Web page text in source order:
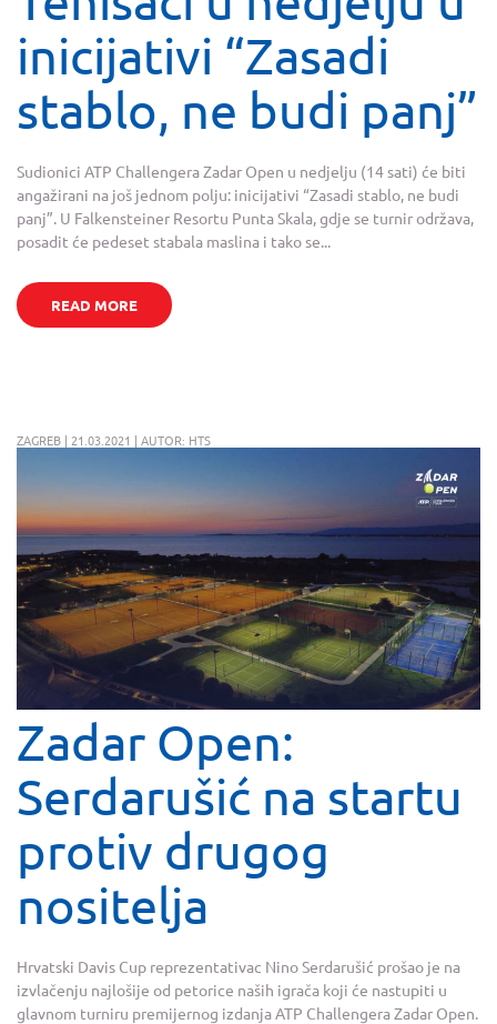
inicijativi “Zasadi
stablo, ne budi panj”
Sudionici ATP Challengera Zadar Open u nedjelju (14 sati) će biti
angažirani na još jednom polju: inicijativi “Zasadi stablo, ne budi
panj”. U Falkensteiner Resortu Punta Skala, gdje se turnir održava,
posadit će pedeset stabala maslina i tako se...
READ MORE
ZAGREB | 21.03.2021 | AUTOR: HTS
Zadar Open:
Serdarušić na startu
protiv drugog
nositelja
Hrvatski Davis Cup reprezentativac Nino Serdarušić prošao je na
izvlačenju najlošije od petorice naših igrača koji će nastupiti u
glavnom turniru premijernog izdanja ATP Challengera Zadar Open.